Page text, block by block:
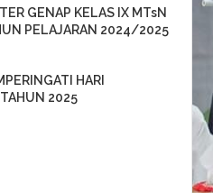
GENAP KELAS IX MTsN
PELAJARAN 2024/2025
HARI
2025